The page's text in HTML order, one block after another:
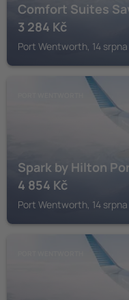
Comfort Suites
3 284 Kč
Port Wentworth, 14
Spark by Hilton
4 854 Kč
Port Wentworth, 14